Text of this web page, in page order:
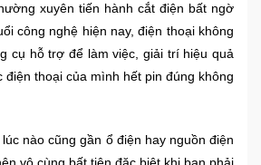
xuyên tiến hành cắt điện bất ngờ
công nghệ hiện nay, điện thoại không
cụ hỗ trợ để làm việc, giải trí hiệu quả
thoại của mình hết pin đúng không
nào cũng gần ổ điện hay nguồn điện